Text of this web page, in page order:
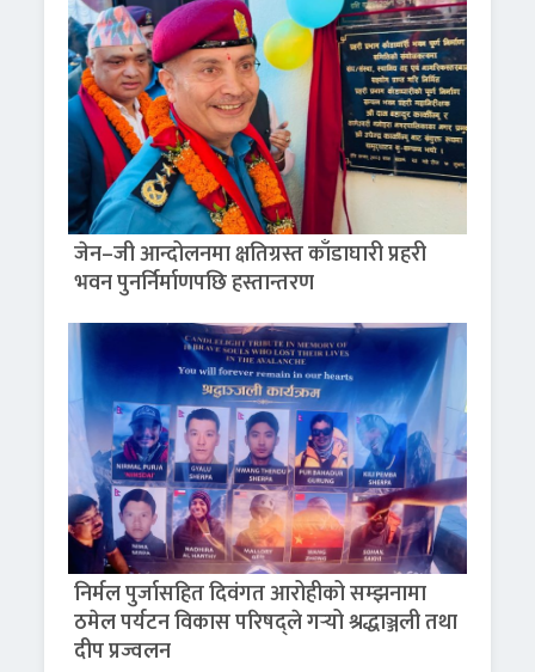
जेन–जी आन्दोलनमा क्षतिग्रस्त काँडाघारी प्रहरी
भवन पुनर्निर्माणपछि हस्तान्तरण
निर्मल पुर्जासहित दिवंगत आरोहीको सम्झनामा
ठमेल पर्यटन विकास परिषद्ले गर्‍यो श्रद्धाञ्जली तथा
दीप प्रज्वलन